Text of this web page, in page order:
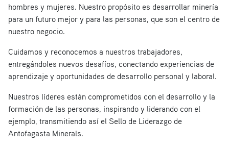
hombres y mujeres. Nuestro propósito es desarrollar minería
para un futuro mejor y para las personas, que son el centro de
nuestro negocio.
Cuidamos y reconocemos a nuestros trabajadores,
entregándoles nuevos desafíos, conectando experiencias de
aprendizaje y oportunidades de desarrollo personal y laboral.
Nuestros líderes están comprometidos con el desarrollo y la
formación de las personas, inspirando y liderando con el
ejemplo, transmitiendo así el Sello de Liderazgo de
Antofagasta Minerals.